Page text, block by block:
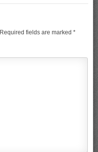
Required fields are marked *